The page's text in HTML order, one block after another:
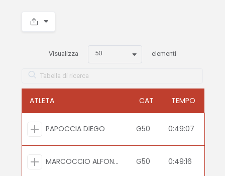
Visualizza 50 elementi
ATLETA CAT TEMPO
PAPOCCIA DIEGO G50 0:49:07
MARCOCCIO ALFONSO G50 0:49:16